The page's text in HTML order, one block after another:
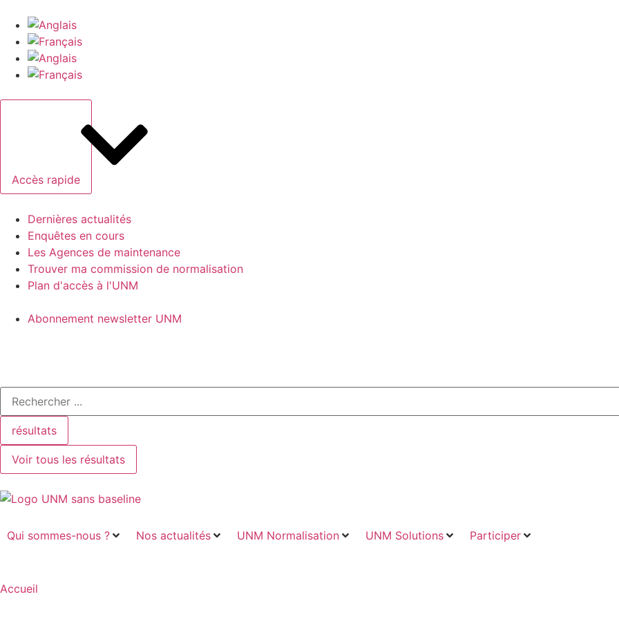
Accès rapide
Dernières actualités
Enquêtes en cours
Les Agences de maintenance
Trouver ma commission de normalisation
Plan d'accès à l'UNM
Abonnement newsletter UNM
résultats
Voir tous les résultats
Qui sommes-nous ? Nos actualités UNM Normalisation UNM Solutions Participer
Accueil